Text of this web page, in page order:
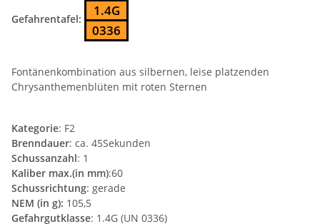
Gefahrentafel:
1.4G
0336
Fontänenkombination aus silbernen, leise platzenden
Chrysanthemenblüten mit roten Sternen
Kategorie: F2
Brenndauer: ca. 45Sekunden
Schussanzahl: 1
Kaliber max.(in mm):60
Schussrichtung: gerade
NEM (in g): 105,5
Gefahrgutklasse: 1.4G (UN 0336)